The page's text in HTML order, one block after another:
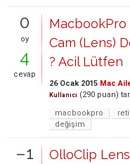
0
oy
4
cevap
MacbookPro
Cam (Lens)
? Acil Lütfen
26 Ocak 2015 Mac
Kullanıcı (290 puan)
macbookpro
değişim
–1 OlloClip